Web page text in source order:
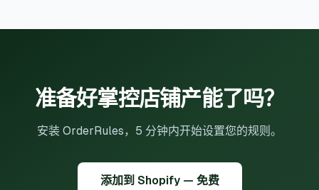
准备好掌控店铺产能了吗？
安装 OrderRules，5 分钟内开始设置您的规则。
添加到 Shopify — 免费